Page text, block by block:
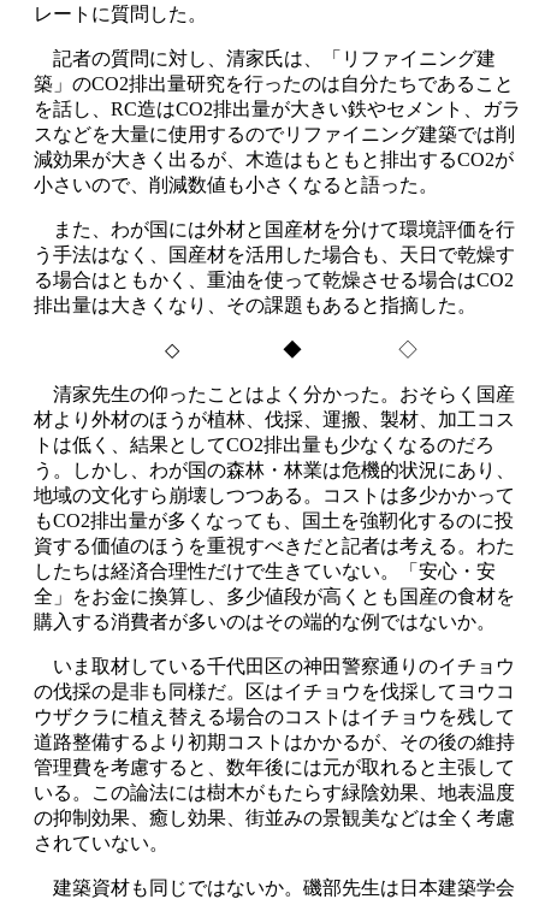
レートに質問した。
記者の質問に対し、清家氏は、「リファイニング建
築」のCO2排出量研究を行ったのは自分たちであること
を話し、 RC造はCO2排出量が大きい鉄やセメント、ガラ
スなどを大量に使用するのでリファイニング建築では削
減効果が大きく出るが、木造はもともと排出するCO2が
小さいので、削減数値も小さくなると語った。
また、わが国には外材と国産材を分けて環境評価を行
う手法はなく、国産材を活用した場合も、天日で乾燥す
る場合はともかく、重油を使って乾燥させる場合はCO2
排出量は大きくなり、その課題もあると指摘した。
◇ ◆ ◇
清家先生の仰ったことはよく分かった。おそらく国産
材より外材のほうが植林、伐採、運搬、製材、加工コス
トは低く、結果としてCO2排出量も少なくなるのだろ
う。しかし、わが国の森林・林業は危機的状況にあり、
地域の文化すら崩壊しつつある。コストは多少かかって
もCO2排出量が多くなっても、国土を強靭化するのに投
資する価値のほうを重視すべきだと記者は考える。わた
したちは経済合理性だけで生きていない。「安心・安
全」をお金に換算し、多少値段が高くとも国産の食材を
購入する消費者が多いのはその端的な例ではないか。
いま取材している千代田区の神田警察通りのイチョウ
の伐採の是非も同様だ。区はイチョウを伐採してヨウコ
ウザクラに植え替える場合のコストはイチョウを残して
道路整備するより初期コストはかかるが、その後の維持
管理費を考慮すると、数年後には元が取れると主張して
いる。この論法には樹木がもたらす緑陰効果、地表温度
の抑制効果、癒し効果、街並みの景観美などは全く考慮
されていない。
建築資材も同じではないか。磯部先生は日本建築学会